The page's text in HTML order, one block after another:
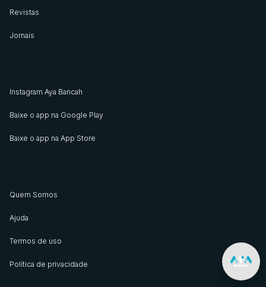
Revistas
Jornais
Instagram Aya Bancah
Baixe o app na Google Play
Baixe o app na App Store
Quem Somos
Ajuda
Termos de uso
Política de privacidade